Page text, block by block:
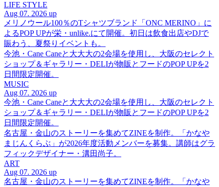
LIFE STYLE
Aug 07. 2026 up
メリノウール100％のTシャツブランド「ONC MERINO」に
よるPOP UPが栄・unlike.にて開催。初日は飲食出店やDJで
賑わう、夏祭りイベントも。
今池・Cane Caneと大大大の2会場を使用し、大阪のセレクト
ショップ＆ギャラリー・DELIが物販とフードのPOP UPを2
日間限定開催。
MUSIC
Aug 07. 2026 up
今池・Cane Caneと大大大の2会場を使用し、大阪のセレクト
ショップ＆ギャラリー・DELIが物販とフードのPOP UPを2
日間限定開催。
名古屋・金山のストーリーを集めてZINEを制作。「かなや
まじんくらぶ」が2026年度活動メンバーを募集。講師はグラ
フィックデザイナー・溝田尚子。
ART
Aug 07. 2026 up
名古屋・金山のストーリーを集めてZINEを制作。「かなや